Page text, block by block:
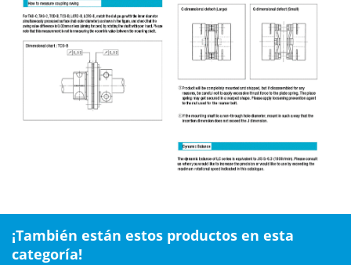
¡También están estos productos en esta
categoría!